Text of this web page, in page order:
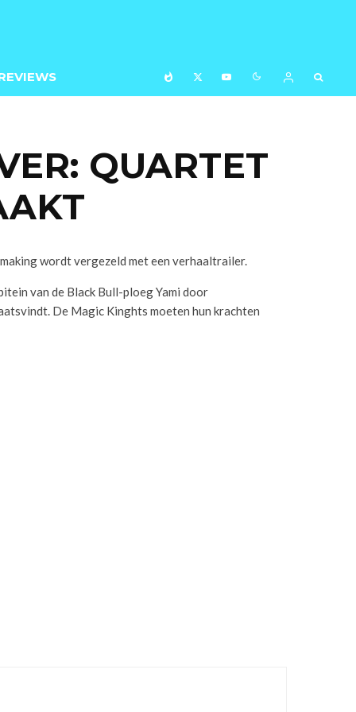
QUARTET
wordt vergezeld met een verhaaltrailer.
van de Black Bull-ploeg Yami door
De Magic Kinghts moeten hun krachten